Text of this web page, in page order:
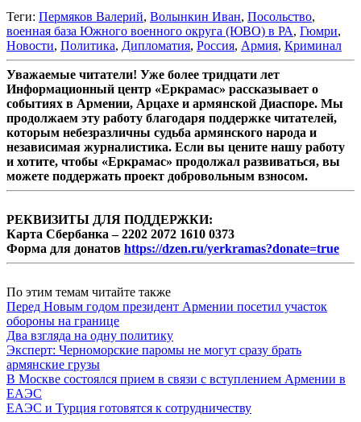
Теги: Пермяков Валерий, Волынкин Иван, Посольство,
военная база Южного военного округа (ЮВО) в РА, Гюмри,
Новости, Политика, Дипломатия, Россия, Армия, Криминал
Уважаемые читатели! Уже более тридцати лет
Информационный центр «Еркрамас» рассказывает о
событиях в Армении, Арцахе и армянской Диаспоре. Мы
продолжаем эту работу благодаря поддержке читателей,
которым небезразличны судьба армянского народа и
независимая журналистика. Если вы цените нашу работу
и хотите, чтобы «Еркрамас» продолжал развиваться, вы
можете поддержать проект добровольным взносом.
РЕКВИЗИТЫ ДЛЯ ПОДДЕРЖКИ:
Карта Сбербанка – 2202 2072 1610 0373
Форма для донатов https://dzen.ru/yerkramas?donate=true
По этим темам читайте также
Перед Новым годом президент Армении посетил участок
обороны на границе
Два взгляда на одну политику
Эксперт: Черноморские паромы не могут сразу брать
армянские грузы
В Москве состоялся прием в связи с вступлением Армении в
ЕАЭС
ЕАЭС и Турция готовятся к сотрудничеству